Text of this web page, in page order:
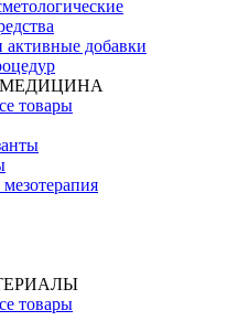
активные добавки
товары
товары